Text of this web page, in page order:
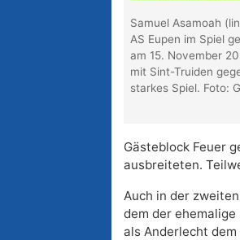
Samuel Asamoah
AS Eupen im Spiel
am 15. November
mit Sint-Truiden
starkes Spiel. Foto:
Gästeblock Feuer
ausbreiteten.
Auch in der
dem der
als Anderlecht dem